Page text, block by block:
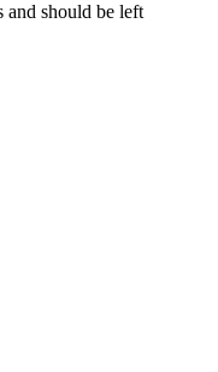
and should be left